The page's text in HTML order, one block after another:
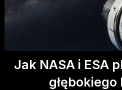
Jak NASA i ESA
głębokiego